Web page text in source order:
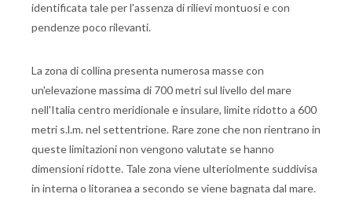
identificata tale per l'assenza di rilievi montuosi e con
pendenze poco rilevanti.
La zona di collina presenta numerosa masse con
un'elevazione massima di 700 metri sul livello del mare
nell'Italia centro meridionale e insulare, limite ridotto a 600
metri s.l.m. nel settentrione. Rare zone che non rientrano in
queste limitazioni non vengono valutate se hanno
dimensioni ridotte. Tale zona viene ulteriolmente suddivisa
in interna o litoranea a secondo se viene bagnata dal mare.